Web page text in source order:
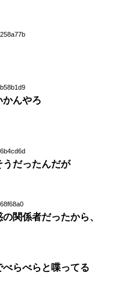
かんやろ
うだったんだが
関係者だったから、
らべらと喋ってる